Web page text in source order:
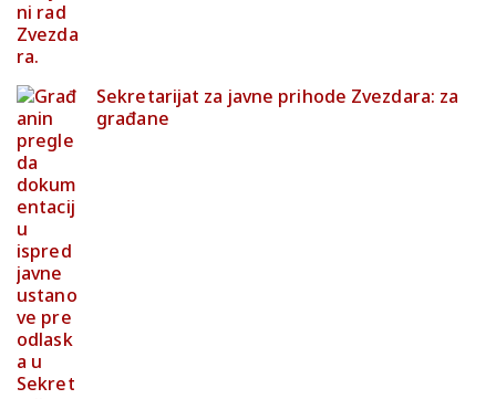
Sekretarijat za javne prihode Zvezdara: za
građane